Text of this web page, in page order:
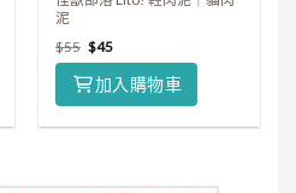
泥
$55 $45
加入購物車